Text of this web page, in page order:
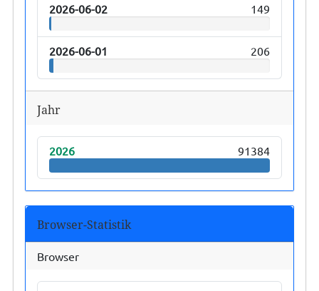
2026-06-02 149
2026-06-01 206
Jahr
2026 91384
Browser-Statistik
Browser